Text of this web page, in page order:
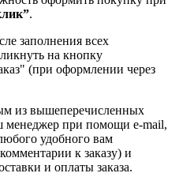
.
заполнения всех
на кнопку
(при оформлении через
из вышеперечисленных
менеджер при помощи e-mail,
удобного вам
к заказу) и
и оплаты заказа.